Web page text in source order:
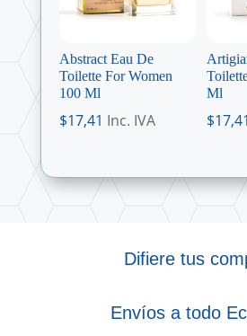
Abstract Eau De
Toilette For Women
100 Ml
$17,41 Inc. IVA
Ml
$17,41
Difiere tus
Envíos a todo